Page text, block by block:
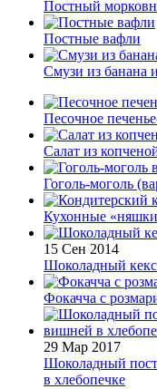
Постный
Постные вафли
Смузи из банана
Песочное
Салат из
Гоголь-моголь
Кухонные
15 Сен 2014
Шоколадный кекс
Фокачча с
29 Мар 2017
Шоколадный
в хлебопечке